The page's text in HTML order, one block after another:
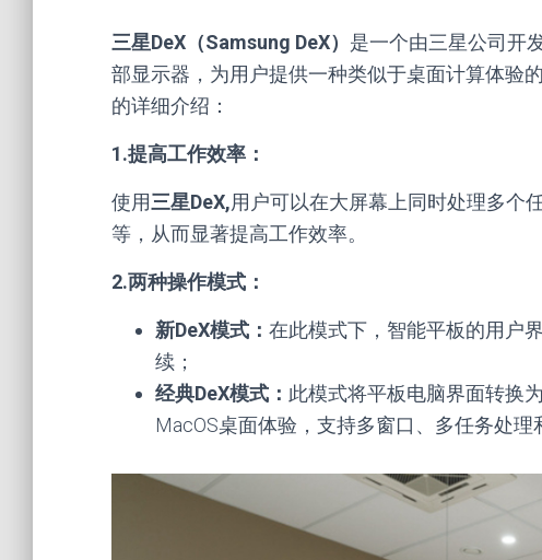
三星DeX（Samsung DeX） 是一个由三星公司开
部显示器，为用户提供一种类似于桌面计算体验
的详细介绍：
1.提高工作效率：
使用三星DeX,用户可以在大屏幕上同时处理多个
等，从而显著提高工作效率。
2.两种操作模式：
新DeX模式： 在此模式下，智能平板的用户
续；
经典DeX模式： 此模式将平板电脑界面转换
MacOS桌面体验，支持多窗口、多任务处理